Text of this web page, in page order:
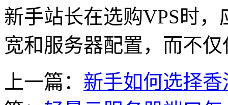
新手站长在选购VPS时
宽和服务器配置，而不
上一篇： 新手如何选择香